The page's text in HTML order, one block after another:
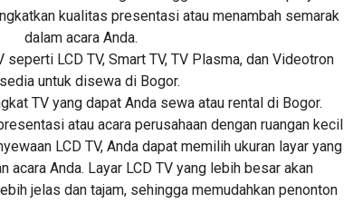
kualitas presentasi atau menambah semarak
dalam acara Anda.
seperti LCD TV, Smart TV, TV Plasma, dan Videotron
untuk disewa di Bogor.
TV yang dapat Anda sewa atau rental di Bogor.
atau acara perusahaan dengan ruangan kecil
LCD TV, Anda dapat memilih ukuran layar yang
acara Anda. Layar LCD TV yang lebih besar akan
jelas dan tajam, sehingga memudahkan penonton